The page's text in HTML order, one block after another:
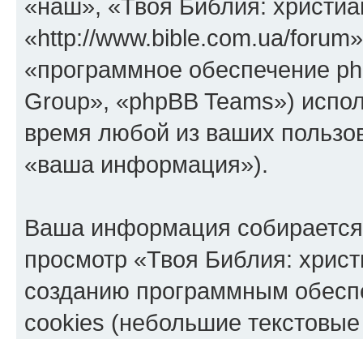
«наш», «Твоя Библия:
«http://www.bible.com.ua/
«программное обеспечение
Group», «phpBB Teams»)
время любой из ваших
«ваша информация»).
Ваша информация
просмотр «Твоя Библия:
созданию программным
cookies (небольшие